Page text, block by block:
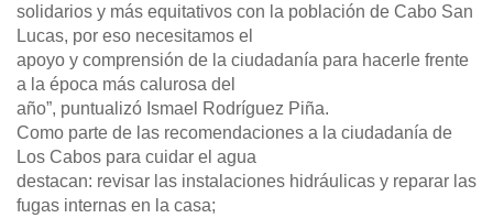
solidarios y más equitativos con la población de Cabo San
Lucas, por eso necesitamos el
apoyo y comprensión de la ciudadanía para hacerle frente
a la época más calurosa del
año”, puntualizó Ismael Rodríguez Piña.
Como parte de las recomendaciones a la ciudadanía de
Los Cabos para cuidar el agua
destacan: revisar las instalaciones hidráulicas y reparar las
fugas internas en la casa;